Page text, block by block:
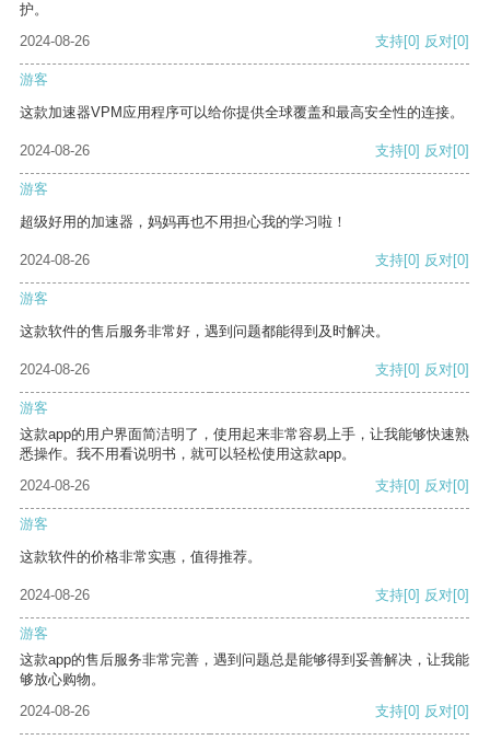
护。
2024-08-26
支持[0] 反对[0]
游客
这款加速器VPM应用程序可以给你提供全球覆盖和最高安全性的连接。
2024-08-26 支持[0] 反对[0]
游客
超级好用的加速器，妈妈再也不用担心我的学习啦！
2024-08-26 支持[0] 反对[0]
游客
这款软件的售后服务非常好，遇到问题都能得到及时解决。
2024-08-26 支持[0] 反对[0]
游客
这款app的用户界面简洁明了，使用起来非常容易上手，让我能够快速熟
悉操作。我不用看说明书，就可以轻松使用这款app。
2024-08-26
支持[0] 反对[0]
游客
这款软件的价格非常实惠，值得推荐。
2024-08-26 支持[0] 反对[0]
游客
这款app的售后服务非常完善，遇到问题总是能够得到妥善解决，让我能
够放心购物。
2024-08-26
支持[0] 反对[0]